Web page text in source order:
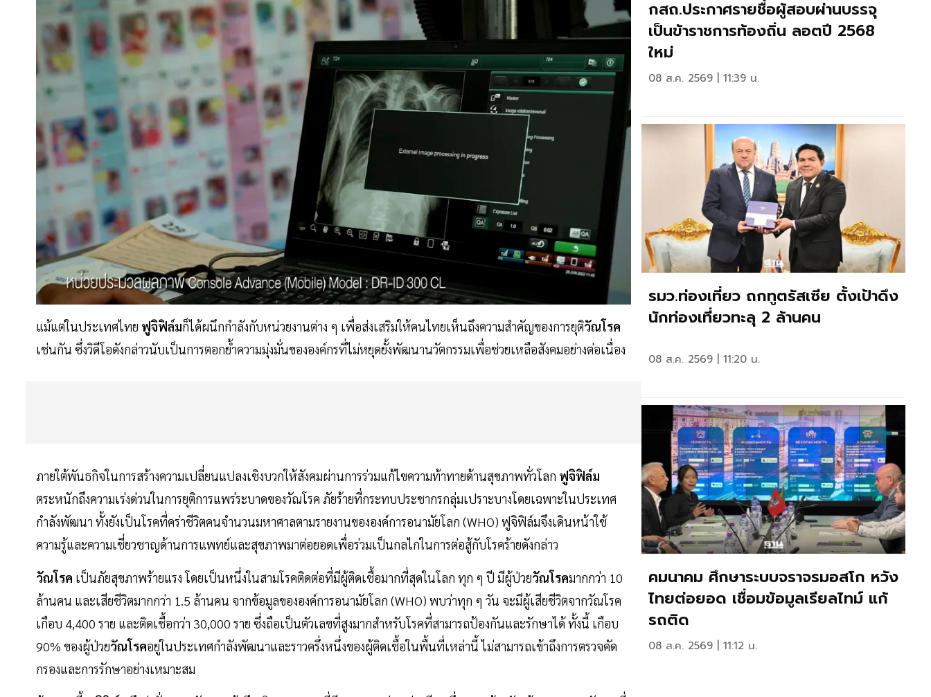
แม้แต่ในประเทศไทย ฟูจิฟิล์มก็ได้ผนึกกำลังกับหน่วยงานต่าง ๆ เพื่อส่งเสริมให้คนไทยเห็นถึงความสำคัญของการยุติวัณโรค
เช่นกัน ซึ่งวิดีโอดังกล่าวนับเป็นการตอกย้ำความมุ่งมั่นขององค์กรที่ไม่หยุดยั้งพัฒนานวัตกรรมเพื่อช่วยเหลือสังคมอย่างต่อเนื่อง
ภายใต้พันธกิจในการสร้างความเปลี่ยนแปลงเชิงบวกให้สังคมผ่านการร่วมแก้ไขความท้าทายด้านสุขภาพทั่วโลก ฟูจิฟิล์ม
ตระหนักถึงความเร่งด่วนในการยุติการแพร่ระบาดของวัณโรค ภัยร้ายที่กระทบประชากรกลุ่มเปราะบางโดยเฉพาะในประเทศ
กำลังพัฒนา ทั้งยังเป็นโรคที่คร่าชีวิตคนจำนวนมหาศาลตามรายงานขององค์การอนามัยโลก (WHO) ฟูจิฟิล์มจึงเดินหน้าใช้
ความรู้และความเชี่ยวชาญด้านการแพทย์และสุขภาพมาต่อยอดเพื่อร่วมเป็นกลไกในการต่อสู้กับโรคร้ายดังกล่าว
วัณโรค เป็นภัยสุขภาพร้ายแรง โดยเป็นหนึ่งในสามโรคติดต่อที่มีผู้ติดเชื้อมากที่สุดในโลก ทุก ๆ ปี มีผู้ป่วยวัณโรคมากกว่า 10
ล้านคน และเสียชีวิตมากกว่า 1.5 ล้านคน จากข้อมูลขององค์การอนามัยโลก (WHO) พบว่าทุก ๆ วัน จะมีผู้เสียชีวิตจากวัณโรค
เกือบ 4,400 ราย และติดเชื้อกว่า 30,000 ราย ซึ่งถือเป็นตัวเลขที่สูงมากสำหรับโรคที่สามารถป้องกันและรักษาได้ ทั้งนี้ เกือบ
90% ของผู้ป่วยวัณโรคอยู่ในประเทศกำลังพัฒนาและราวครึ่งหนึ่งของผู้ติดเชื้อในพื้นที่เหล่านี้ ไม่สามารถเข้าถึงการตรวจคัด
กรองและการรักษาอย่างเหมาะสม
กสถ.ประกาศรายชื่อผู้สอบผ่านบรรจุ
เป็นข้าราชการท้องถิ่น ลอตปี 2568
ใหม่
08 ส.ค. 2569 | 11:39 น.
รมว.ท่องเที่ยว ถกทูตรัสเซีย ตั้งเป้าดึง
นักท่องเที่ยวทะลุ 2 ล้านคน
08 ส.ค. 2569 | 11:20 น.
คมนาคม ศึกษาระบบจราจรมอสโก หวัง
ไทยต่อยอด เชื่อมข้อมูลเรียลไทม์ แก้
รถติด
08 ส.ค. 2569 | 11:12 น.